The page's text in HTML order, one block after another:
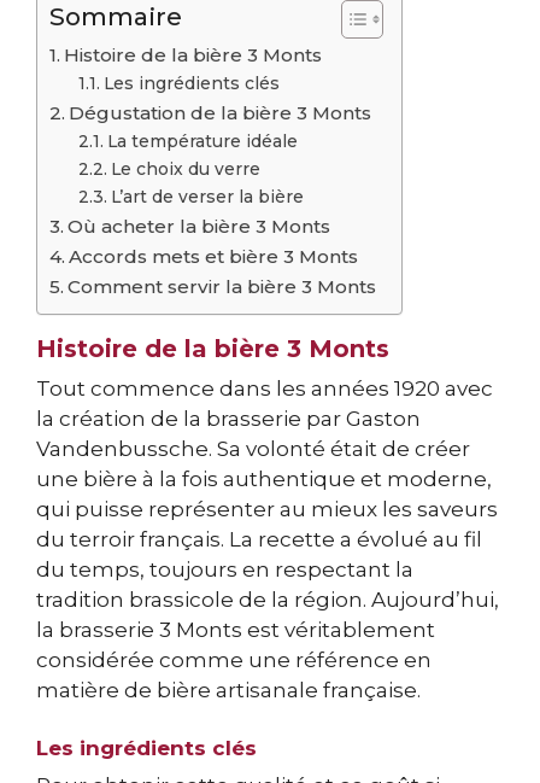
Sommaire
Histoire de la bière 3 Monts
Les ingrédients clés
Dégustation de la bière 3 Monts
La température idéale
Le choix du verre
L’art de verser la bière
Où acheter la bière 3 Monts
Accords mets et bière 3 Monts
Comment servir la bière 3 Monts
Histoire de la bière 3 Monts
Tout commence dans les années 1920 avec
la création de la brasserie par Gaston
Vandenbussche. Sa volonté était de créer
une bière à la fois authentique et moderne,
qui puisse représenter au mieux les saveurs
du terroir français. La recette a évolué au fil
du temps, toujours en respectant la
tradition brassicole de la région. Aujourd’hui,
la brasserie 3 Monts est véritablement
considérée comme une référence en
matière de bière artisanale française.
Les ingrédients clés